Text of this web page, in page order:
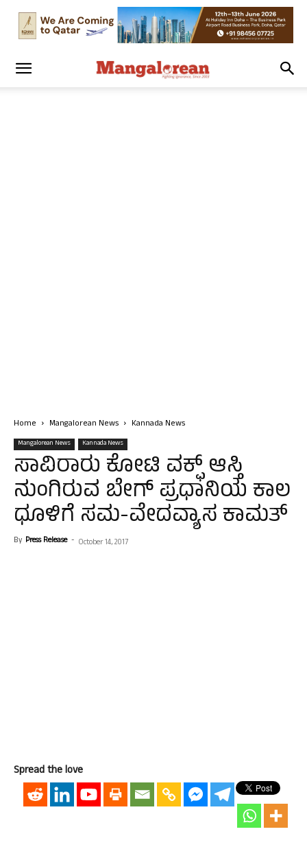
Home Mangalorean News Kannada News
Mangalorean News Kannada News
ಸಾವಿರಾರು ಕೋಟಿ ವಕ್ಫ್ ಆಸ್ತಿ
ನುಂಗಿರುವ ಬೇಗ್ ಪ್ರಧಾನಿಯ ಕಾಲ
ಧೂಳಿಗೆ ಸಮ-ವೇದವ್ಯಾಸ ಕಾಮತ್
By Press Release - October 14, 2017
Spread the love